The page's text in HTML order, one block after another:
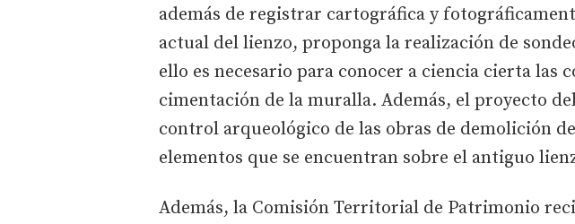
además de registrar cartográfica y
actual del lienzo, proponga la realización de
ello es necesario para conocer a ciencia cierta las
cimentación de la muralla. Además, el proyecto
control arqueológico de las obras de demolición
elementos que se encuentran sobre el antiguo
Además, la Comisión Territorial de Patrimonio